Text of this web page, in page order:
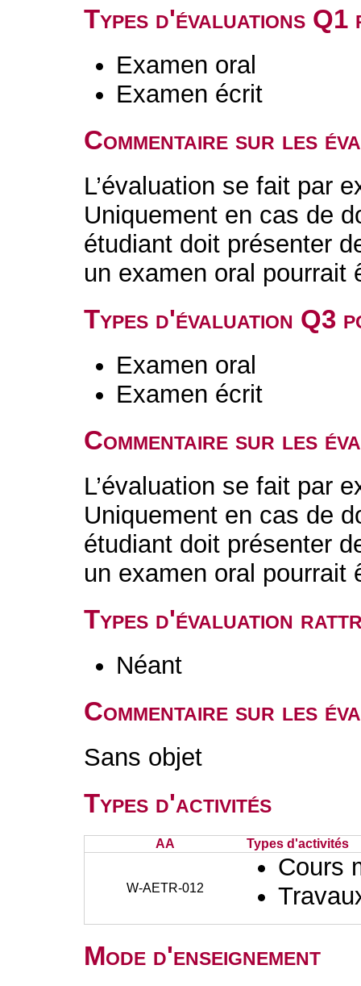
Types d'évaluations
Examen oral
Examen écrit
Commentaire sur les
L’évaluation se fait par
Uniquement en cas de
étudiant doit présenter
un examen oral pourrait
Types d'évaluation Q3
Examen oral
Examen écrit
Commentaire sur les
L’évaluation se fait par
Uniquement en cas de
étudiant doit présenter
un examen oral pourrait
Types d'évaluation
Néant
Commentaire sur les
Sans objet
Types d'activités
AA Types d'activités
W-AETR-012
Cours
Mode d'enseignement